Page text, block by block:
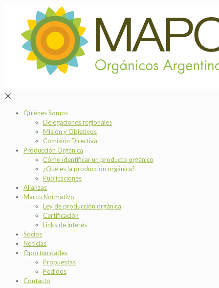
✕
Quiénes Somos
Delegaciones regionales
Misión y Objetivos
Comisión Directiva
Producción Orgánica
Cómo identificar un producto orgánico
¿Qué es la producción orgánica?
Publicaciones
Alianzas
Marco Normativo
Ley de producción orgánica
Certificación
Links de interés
Socios
Noticias
Oportunidades
Propuestas
Pedidos
Contacto